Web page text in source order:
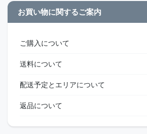
お買い物に関するご案内
ご購入について
送料について
配送予定とエリアについて
返品について